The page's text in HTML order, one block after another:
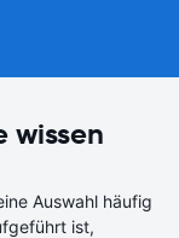
wissen
Auswahl häufig
ist,